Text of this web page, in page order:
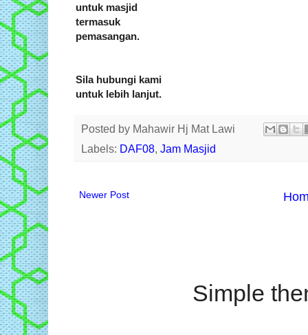
untuk masjid
termasuk
pemasangan.
Sila hubungi kami
untuk lebih lanjut.
Posted by Mahawir Hj Mat Lawi
Labels: DAF08, Jam Masjid
Newer Post
Simple